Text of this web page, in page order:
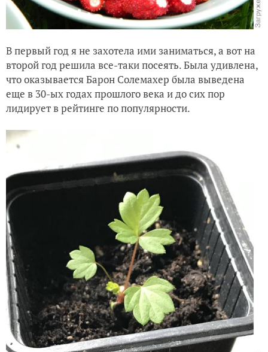
В первый год я не захотела ими заниматься, а вот на
второй год решила все-таки посеять. Была удивлена,
что оказывается Барон Солемахер была выведена
еще в 30-ых годах прошлого века и до сих пор
лидирует в рейтинге по популярности.